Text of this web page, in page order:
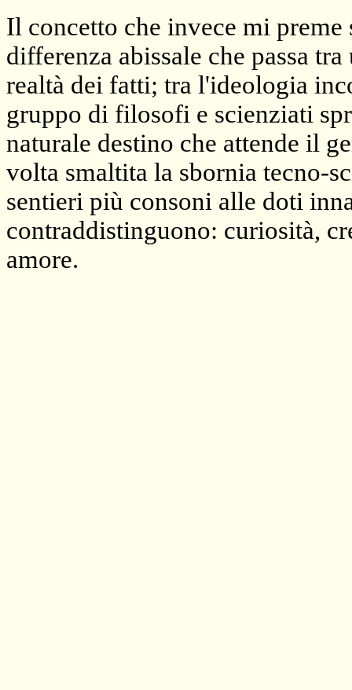
Il concetto che invece mi preme
differenza abissale che passa
realtà dei fatti; tra l'ideologia
gruppo di filosofi e scienziati
naturale destino che attende il
volta smaltita la sbornia tecno-
sentieri più consoni alle doti
contraddistinguono: curiosità,
amore.